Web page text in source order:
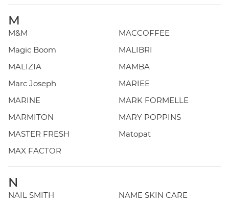
M
M&M
MACCOFFEE
Magic Boom
MALIBRI
MALIZIA
MAMBA
Marc Joseph
MARIEE
MARINE
MARK FORMELLE
MARMITON
MARY POPPINS
MASTER FRESH
Matopat
MAX FACTOR
N
NAIL SMITH
NAME SKIN CARE